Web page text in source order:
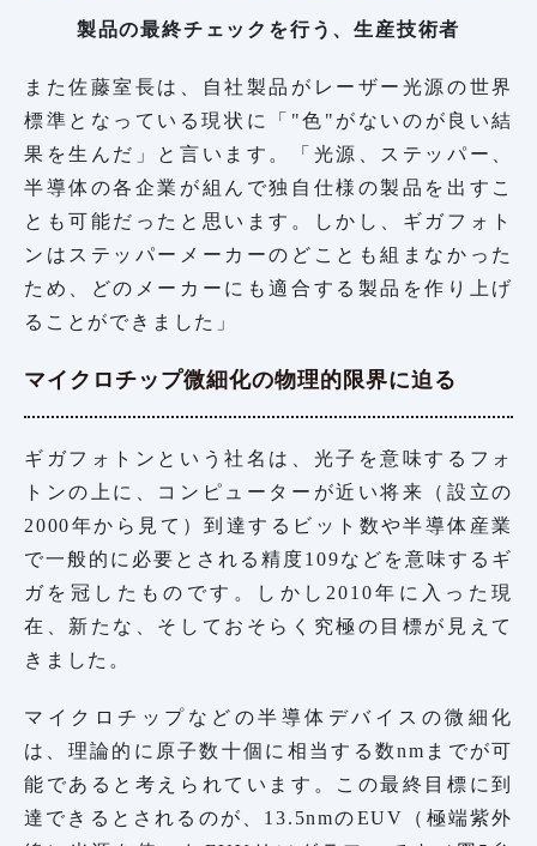
製品の最終チェックを行う、生産技術者
また佐藤室長は、自社製品がレーザー光源の世界
標準となっている現状に「"色"がないのが良い結
果を生んだ」と言います。「光源、ステッパー、
半導体の各企業が組んで独自仕様の製品を出すこ
とも可能だったと思います。しかし、ギガフォト
ンはステッパーメーカーのどことも組まなかった
ため、どのメーカーにも適合する製品を作り上げ
ることができました」
マイクロチップ微細化の物理的限界に迫る
ギガフォトンという社名は、光子を意味するフォ
トンの上に、コンピューターが近い将来（設立の
2000年から見て）到達するビット数や半導体産業
で一般的に必要とされる精度109などを意味するギ
ガを冠したものです。しかし2010年に入った現
在、新たな、そしておそらく究極の目標が見えて
きました。
マイクロチップなどの半導体デバイスの微細化
は、理論的に原子数十個に相当する数nmまでが可
能であると考えられています。この最終目標に到
達できるとされるのが、13.5nmのEUV（極端紫外